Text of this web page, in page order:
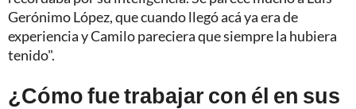
Gerónimo López, que cuando llegó acá ya era de
experiencia y Camilo pareciera que siempre la hubiera
tenido".
¿Cómo fue trabajar con él en sus